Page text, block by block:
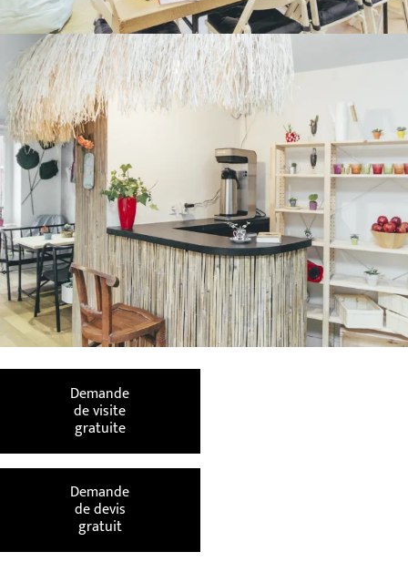
Demande
de visite
gratuite
Demande
de devis
gratuit